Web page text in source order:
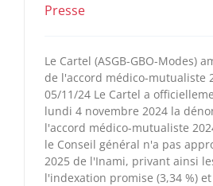
Presse
Le Cartel (ASGB-GBO-Modes)
de l'accord médico-mutualiste
05/11/24 Le Cartel a
lundi 4 novembre 2024 la
l'accord médico-mutualiste
le Conseil général n'a pas
2025 de l'Inami, privant ainsi
l'indexation promise (3,34 %)